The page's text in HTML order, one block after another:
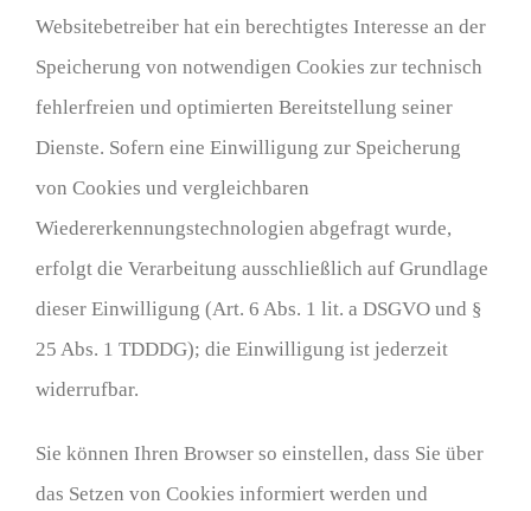
Websitebetreiber hat ein berechtigtes Interesse an der
Speicherung von notwendigen Cookies zur technisch
fehlerfreien und optimierten Bereitstellung seiner
Dienste. Sofern eine Einwilligung zur Speicherung
von Cookies und vergleichbaren
Wiedererkennungstechnologien abgefragt wurde,
erfolgt die Verarbeitung ausschließlich auf Grundlage
dieser Einwilligung (Art. 6 Abs. 1 lit. a DSGVO und §
25 Abs. 1 TDDDG); die Einwilligung ist jederzeit
widerrufbar.
Sie können Ihren Browser so einstellen, dass Sie über
das Setzen von Cookies informiert werden und